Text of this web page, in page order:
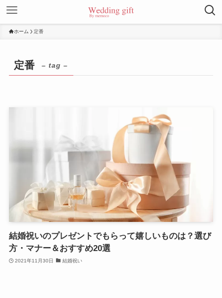
ホーム 定番
定番 – tag –
結婚祝いのプレゼントでもらって嬉しいものは？選び
方・マナー＆おすすめ20選
2021年11月30日 結婚祝い